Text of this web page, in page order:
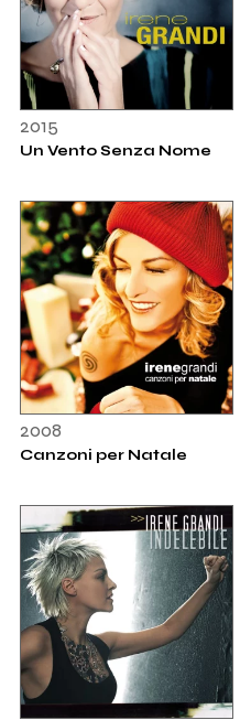
2015
Un Vento Senza Nome
2008
Canzoni per Natale